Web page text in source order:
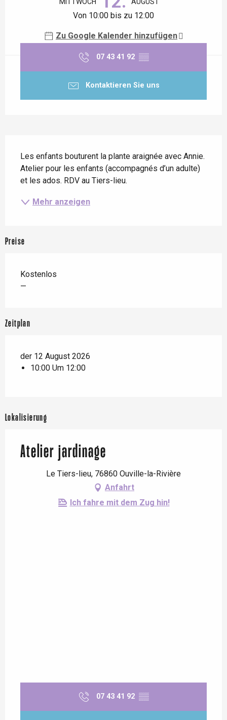
MITTWOCH AUGUST
Von 10:00 bis zu 12:00
Zu Google Kalender hinzufügen
07 43 41 92 ▒▒
Kontaktieren Sie uns
Les enfants bouturent la plante araignée avec Annie.
Atelier pour les enfants (accompagnés d’un adulte)
et les ados. RDV au Tiers-lieu.
Mehr anzeigen
Preise
Kostenlos
—
Zeitplan
der 12 August 2026
10:00 Um 12:00
Lokalisierung
Atelier jardinage
Le Tiers-lieu, 76860 Ouville-la-Rivière
Anfahrt
Ich fahre mit dem Zug hin!
07 43 41 92 ▒▒